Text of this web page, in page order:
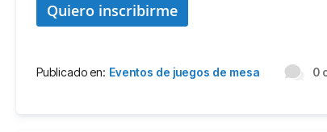
Quiero inscribirme
Publicado en: Eventos de juegos de mesa 0